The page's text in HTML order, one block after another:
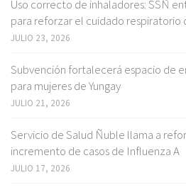
Uso correcto de inhaladores: SSÑ
para reforzar el cuidado respiratorio
JULIO 23, 2026
Subvención fortalecerá espacio de
para mujeres de Yungay
JULIO 21, 2026
Servicio de Salud Ñuble llama a
incremento de casos de Influenza A
JULIO 17, 2026